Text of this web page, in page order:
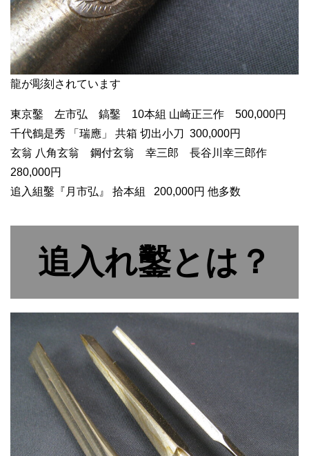
龍が彫刻されています
東京鑿 左市弘 鎬鑿 10本組 山崎正三作 500,000円
千代鶴是秀 「瑞應」 共箱 切出小刀 300,000円
玄翁 八角玄翁 鋼付玄翁 幸三郎 長谷川幸三郎作
280,000円
追入組鑿『月市弘』 拾本組 200,000円 他多数
追入れ鑿とは？